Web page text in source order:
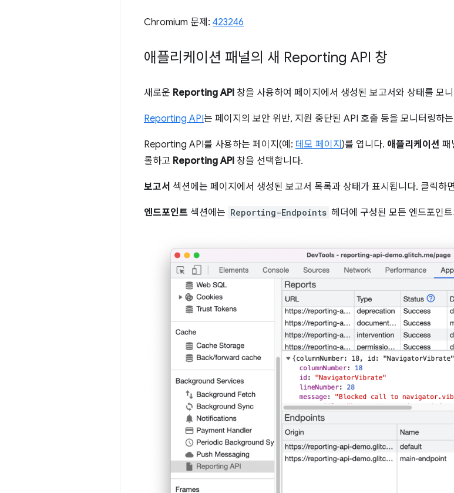
Chromium 문제: 423246
애플리케이션 패널의 새 Reporting API 창
새로운 Reporting API 창을 사용하여 페이지에서 생성된 보고서와 상태를 모
Reporting API는 페이지의 보안 위반, 지원 중단된 API 호출 등을 모니터링하
Reporting API를 사용하는 페이지(예: 데모 페이지 )를 엽니다. 애플리케이션 패
롤하고 Reporting API 창을 선택합니다.
보고서 섹션에는 페이지에서 생성된 보고서 목록과 상태가 표시됩니다. 클릭하
엔드포인트 섹션에는 Reporting-Endpoints 헤더에 구성된 모든 엔드포인